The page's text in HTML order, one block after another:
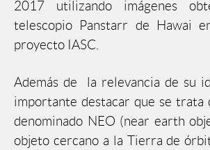
2017 utilizando imágenes
telescopio Panstarr de Hawai
proyecto IASC.
Además de la relevancia de su
importante destacar que se trata
denominado NEO (near earth
objeto cercano a la Tierra de